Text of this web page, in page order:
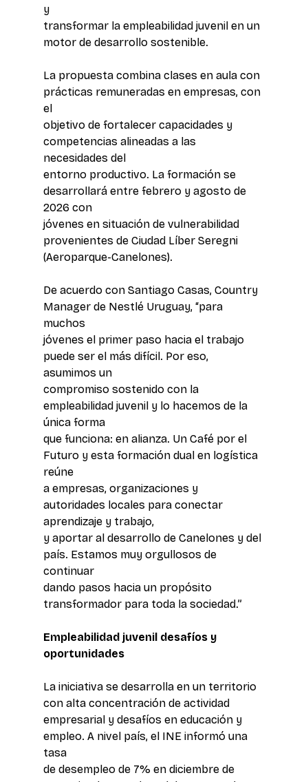
y
transformar la empleabilidad juvenil en un
motor de desarrollo sostenible.
La propuesta combina clases en aula con
prácticas remuneradas en empresas, con
el
objetivo de fortalecer capacidades y
competencias alineadas a las
necesidades del
entorno productivo. La formación se
desarrollará entre febrero y agosto de
2026 con
jóvenes en situación de vulnerabilidad
provenientes de Ciudad Líber Seregni
(Aeroparque-Canelones).
De acuerdo con Santiago Casas, Country
Manager de Nestlé Uruguay, “para
muchos
jóvenes el primer paso hacia el trabajo
puede ser el más difícil. Por eso,
asumimos un
compromiso sostenido con la
empleabilidad juvenil y lo hacemos de la
única forma
que funciona: en alianza. Un Café por el
Futuro y esta formación dual en logística
reúne
a empresas, organizaciones y
autoridades locales para conectar
aprendizaje y trabajo,
y aportar al desarrollo de Canelones y del
país. Estamos muy orgullosos de
continuar
dando pasos hacia un propósito
transformador para toda la sociedad.”
Empleabilidad juvenil desafíos y
oportunidades
La iniciativa se desarrolla en un territorio
con alta concentración de actividad
empresarial y desafíos en educación y
empleo. A nivel país, el INE informó una
tasa
de desempleo de 7% en diciembre de